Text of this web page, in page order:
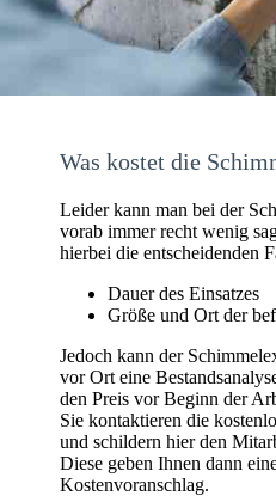
Was kostet die
Leider kann man bei der
vorab immer recht wenig
hierbei die entscheidenden
Dauer des Einsatzes
Größe und Ort der
Jedoch kann der
vor Ort eine
den Preis vor Beginn der
Sie kontaktieren die
und schildern hier den
Diese geben Ihnen dann
Kostenvoranschlag.